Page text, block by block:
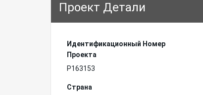
Проект Детали
Идентификационный Hомер
Проекта
P163153
Страна